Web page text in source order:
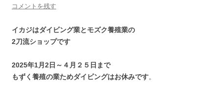
コメントを残す
イカジはダイビング業とモズク養殖業の
2刀流ショップです
2025年1月2日～４月２５日まで
もずく養殖の業ためダイビングはお休みです。